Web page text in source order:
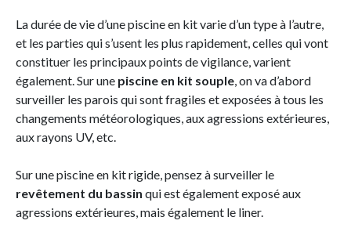
La durée de vie d’une piscine en kit varie d’un type à l’autre,
et les parties qui s’usent les plus rapidement, celles qui vont
constituer les principaux points de vigilance, varient
également. Sur une piscine en kit souple, on va d’abord
surveiller les parois qui sont fragiles et exposées à tous les
changements météorologiques, aux agressions extérieures,
aux rayons UV, etc.
Sur une piscine en kit rigide, pensez à surveiller le
revêtement du bassin qui est également exposé aux
agressions extérieures, mais également le liner.